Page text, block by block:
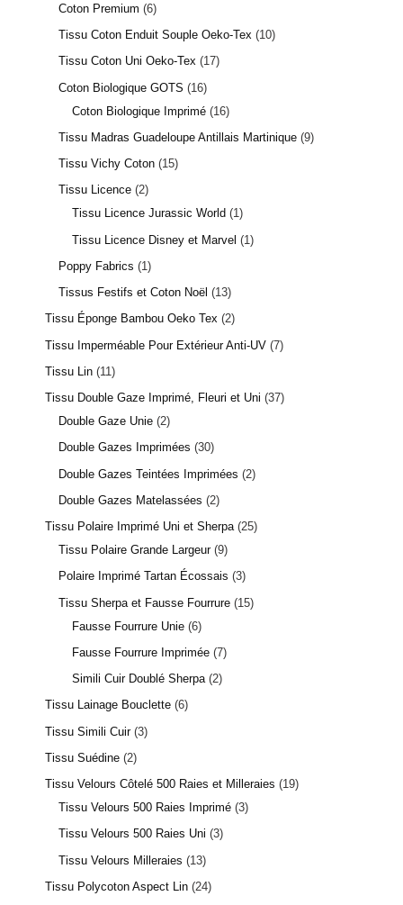
Coton Premium 6
Tissu Coton Enduit Souple Oeko-Tex
10
Tissu Coton Uni Oeko-Tex
17
Coton Biologique GOTS
16
Coton Biologique Imprimé 16
Tissu Madras Guadeloupe Antillais Martinique 9
Tissu Vichy Coton 15
Tissu Licence 2
Tissu Licence Jurassic World
1
Tissu Licence Disney et Marvel
1
Poppy Fabrics
1
Tissus Festifs et Coton Noël
13
Tissu Éponge Bambou Oeko Tex 2
Tissu Imperméable Pour Extérieur Anti-UV 7
Tissu Lin 11
Tissu Double Gaze Imprimé, Fleuri et Uni 37
Double Gaze Unie 2
Double Gazes Imprimées 30
Double Gazes Teintées Imprimées
2
Double Gazes Matelassées
2
Tissu Polaire Imprimé Uni et Sherpa 25
Tissu Polaire Grande Largeur 9
Polaire Imprimé Tartan Écossais 3
Tissu Sherpa et Fausse Fourrure 15
Fausse Fourrure Unie 6
Fausse Fourrure Imprimée 7
Simili Cuir Doublé Sherpa 2
Tissu Lainage Bouclette 6
Tissu Simili Cuir 3
Tissu Suédine 2
Tissu Velours Côtelé 500 Raies et Milleraies
19
Tissu Velours 500 Raies Imprimé 3
Tissu Velours 500 Raies Uni 3
Tissu Velours Milleraies
13
Tissu Polycoton Aspect Lin 24